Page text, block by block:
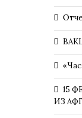
15
ИЗ